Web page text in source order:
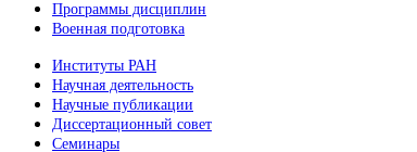
Программы дисциплин
Военная подготовка
Институты РАН
Научная деятельность
Научные публикации
Диссертационный совет
Семинары